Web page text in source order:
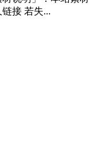
接 若失...